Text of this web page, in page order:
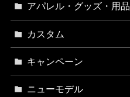
アパレル・グッズ・用品
カスタム
キャンペーン
ニューモデル